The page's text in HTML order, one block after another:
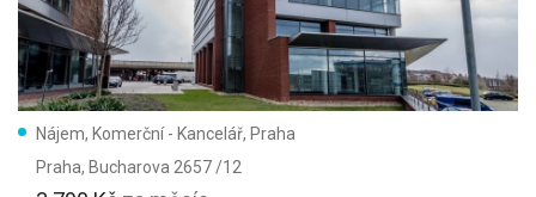
Nájem, Komerční - Kancelář, Praha
Praha, Bucharova 2657 /12